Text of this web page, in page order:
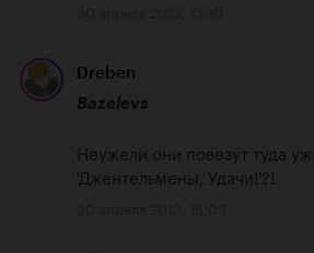
Dreben
Bazelevs
Неужели они повезут туда
'Джентельмены, Удачи!'?!